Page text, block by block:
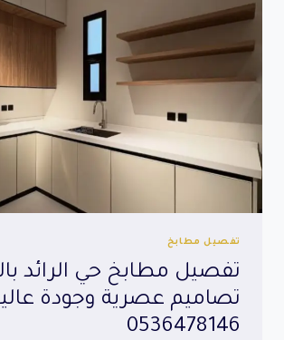
وتنفيذ
مطابخ
عصرية
بأعلى
0536478146
تفصيل مطابخ
تفصيل مطابخ حي الرائد
تصاميم عصرية وجودة
0536478146